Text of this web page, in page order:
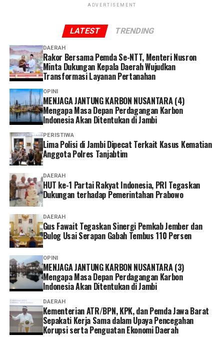
proses bisa dilakukan dengan cepat hanya dengan
Dhia menilai layanan administrasi non tatap muka
menjadi solusi yang memudahkan peserta dalam
mengakses layanan BPJS Kesehatan.
Selain lebih praktis dan menghemat waktu, menurutnya
keberadaan berbagai kanal layanan digital memberikan
lebih banyak pilihan bagi peserta untuk mengurus
administrasi sesuai kebutuhan dan kondisi masing-
masing.
Ia pun menganggap kepesertaan JKN penting dimiliki
sebagai bentuk perlindungan kesehatan bagi diri sendiri
dan keluarga sekaligus mendukung keberlangsungan
Program JKN.
“Menurut saya, layanan non tatap muka ini sangat
memudahkan karena semua urusan administrasi bisa
diakses cukup melalui handphone. Saya berharap ke
depannya layanannya terus dikembangkan agar semakin
mudah digunakan dan kendala teknis bisa semakin
diminimalkan. Dengan begitu, peserta bisa mengurus
administrasi dengan lebih cepat tanpa harus datang dan
mengantre di kantor,” tuturnya. (*)
ADVERTISEMENT
LATEST TRENDING
DAERAH
Rakor Bersama Pemda Se-NTT, Menteri Nusron
Minta Dukungan Kepala Daerah Wujudkan
Transformasi Layanan Pertanahan
OPINI
MENJAGA JANTUNG KARBON NUSANTARA (4)
Mengapa Masa Depan Perdagangan Karbon
Indonesia Akan Ditentukan di Jambi
PERISTIWA
Lima Polisi di Jambi Dipecat Terkait Kasus Kematian
Anggota Polres Tanjabtim
DAERAH
HUT ke-1 Partai Rakyat Indonesia, PRI Tegaskan
Dukungan terhadap Pemerintahan Prabowo
DAERAH
Gus Fawait Tegaskan Sinergi Pemkab Jember dan
Bulog Usai Serapan Gabah Tembus 110 Persen
OPINI
MENJAGA JANTUNG KARBON NUSANTARA (3)
Mengapa Masa Depan Perdagangan Karbon
Indonesia Akan Ditentukan di Jambi
DAERAH
Kementerian ATR/BPN, KPK, dan Pemda Jawa Barat
Sepakati Kerja Sama dalam Upaya Pencegahan
Korupsi serta Penguatan Ekonomi Daerah